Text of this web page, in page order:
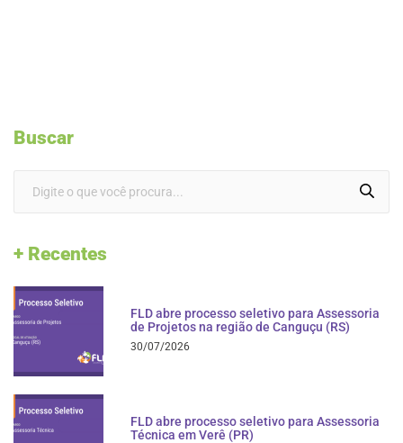
Buscar
+ Recentes
FLD abre processo seletivo para Assessoria
de Projetos na região de Canguçu (RS)
30/07/2026
FLD abre processo seletivo para Assessoria
Técnica em Verê (PR)